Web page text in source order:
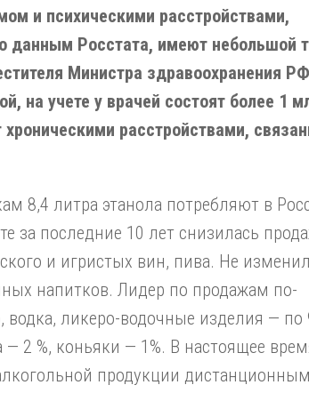
и психическими расстройствами,
данным Росстата, имеют небольшой
Министра здравоохранения РФ
на учете у врачей состоят более 1
расстройствами,
8,4 литра этанола потребляют в
за последние 10 лет снизилась
и игристых вин, пива. Не
напитков. Лидер по продажам по-
ликеро-водочные изделия — по
2 %, коньяки — 1%. В настоящее
продукции дистанционным